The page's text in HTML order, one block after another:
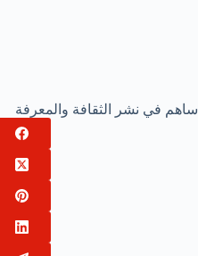
ساهم في نشر الثقافة والمعرفة